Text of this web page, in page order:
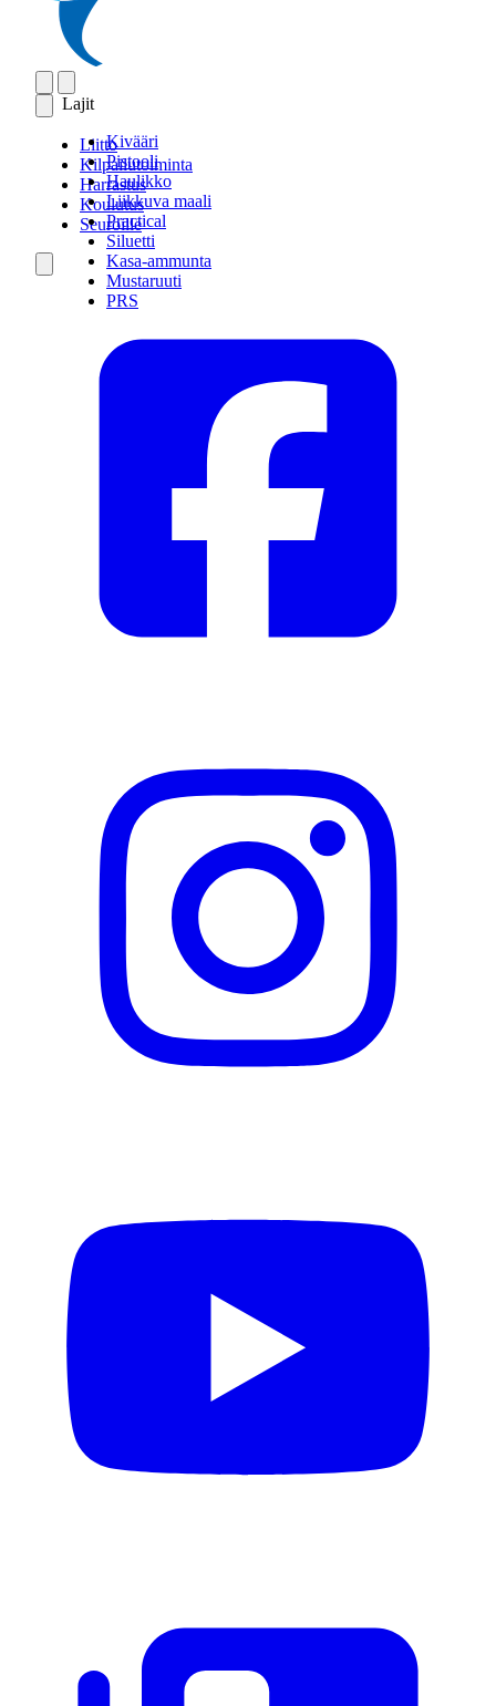
Lajit
Kivääri
Pistooli
Haulikko
Liikkuva maali
Practical
Siluetti
Kasa-ammunta
Mustaruuti
PRS
Liitto
Kilpailutoiminta
Harrastus
Koulutus
Seuroille